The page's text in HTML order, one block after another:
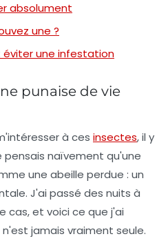
absolument
une ?
éviter une infestation
punaise de vie
à ces insectes, il y
pensais naïvement qu'une
une abeille perdue : un
J'ai passé des nuits à
cas, et voici ce que j'ai
n'est jamais vraiment seule.